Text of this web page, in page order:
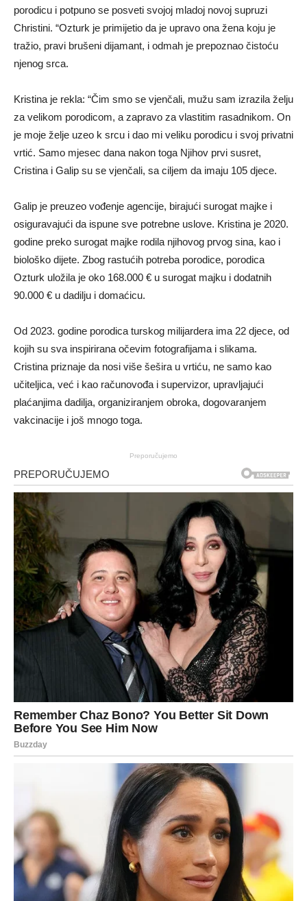
porodicu i potpuno se posveti svojoj mladoj novoj supruzi
Christini. “Ozturk je primijetio da je upravo ona žena koju je
tražio, pravi brušeni dijamant, i odmah je prepoznao čistoću
njenog srca.
Kristina je rekla: “Čim smo se vjenčali, mužu sam izrazila želju
za velikom porodicom, a zapravo za vlastitim rasadnikom. On
je moje želje uzeo k srcu i dao mi veliku porodicu i svoj privatni
vrtić. Samo mjesec dana nakon toga Njihov prvi susret,
Cristina i Galip su se vjenčali, sa ciljem da imaju 105 djece.
Galip je preuzeo vođenje agencije, birajući surogat majke i
osiguravajući da ispune sve potrebne uslove. Kristina je 2020.
godine preko surogat majke rodila njihovog prvog sina, kao i
biološko dijete. Zbog rastućih potreba porodice, porodica
Ozturk uložila je oko 168.000 € u surogat majku i dodatnih
90.000 € u dadilju i domaćicu.
Od 2023. godine porodica turskog milijardera ima 22 djece, od
kojih su sva inspirirana očevim fotografijama i slikama.
Cristina priznaje da nosi više šešira u vrtiću, ne samo kao
učiteljica, već i kao računovođa i supervizor, upravljajući
plaćanjima dadilja, organiziranjem obroka, dogovaranjem
vakcinacije i još mnogo toga.
Preporučujemo